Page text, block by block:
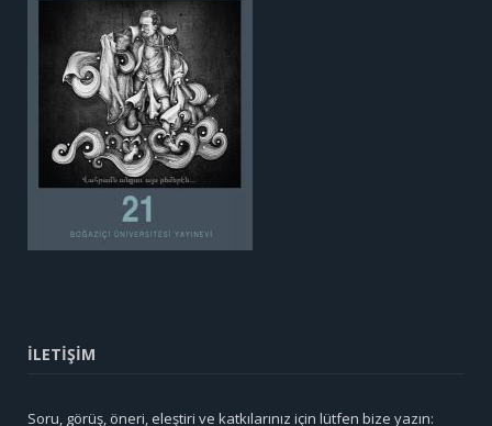
İLETİŞİM
Soru, görüş, öneri, eleştiri ve katkılarınız için lütfen bize yazın: